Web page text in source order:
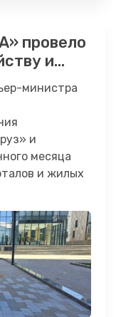
провело
и
«IT
министра
и
месяца
и жилых